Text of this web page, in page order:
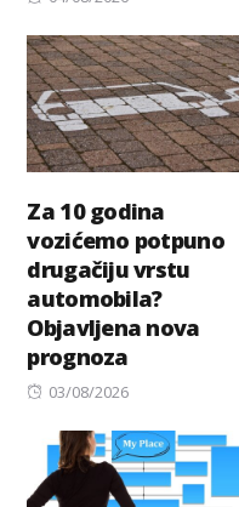
Za 10 godina
vozićemo potpuno
drugačiju vrstu
automobila?
Objavljena nova
prognoza
Posted
03/08/2026